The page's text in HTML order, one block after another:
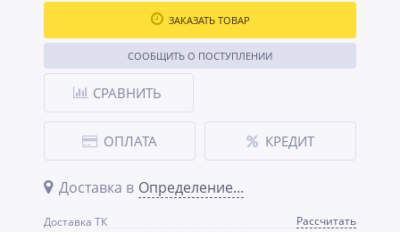
ЗАКАЗАТЬ ТОВАР
СООБЩИТЬ О ПОСТУПЛЕНИИ
СРАВНИТЬ
ОПЛАТА КРЕДИТ
Доставка в Определение...
Доставка ТК
Рассчитать